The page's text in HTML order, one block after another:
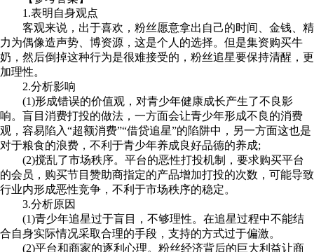
1.表明自身观点
客观来说，出于喜欢，粉丝愿意拿出自己的时间、金钱、精
力为偶像造声势、博资源，这是个人的选择。但是集资购买牛
奶，然后倒掉这种行为是很难接受的，粉丝追星要保持清醒，更
加理性。
2.分析影响
(1)形成错误的价值观，对青少年健康成长产生了不良影
响。盲目消费打投的做法，一方面会让青少年形成不良的消费
观，容易陷入“超额消费”“借贷追星”的陷阱中，另一方面这也是
对于粮食的浪费，不利于青少年养成良好品德的养成;
(2)搅乱了市场秩序。平台的恶性打投机制，要求购买平台
的会员，购买节目赞助商指定的产品增加打投的次数，可能导致
行业内形成恶性竞争，不利于市场秩序的稳定。
3.分析原因
(1)青少年追星过于盲目，不够理性。在追星过程中不能结
合自身实际情况采取合理的手段，支持的方式过于偏激。
(2)平台和商家的逐利心理。粉丝经济背后的巨大利益让商